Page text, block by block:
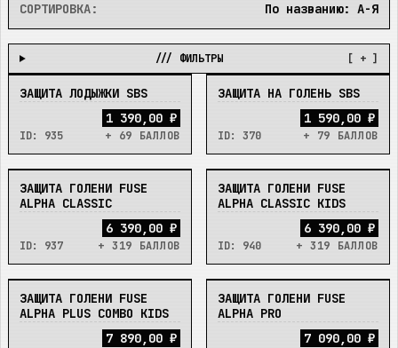
СОРТИРОВКА:
По названию: А-Я
/// ФИЛЬТРЫ [ + ]
В_НАЛИЧИИ
ЗАЩИТА ЛОДЫЖКИ SBS
ID: 935
1 390,00 ₽
+ 69 БАЛЛОВ
В_НАЛИЧИИ
ЗАЩИТА НА ГОЛЕНЬ SBS
ID: 370
1 590,00 ₽
+ 79 БАЛЛОВ
В_НАЛИЧИИ
ЗАЩИТА ГОЛЕНИ FUSE
ALPHA CLASSIC
ID: 937
6 390,00 ₽
+ 319 БАЛЛОВ
В_НАЛИЧИИ
ЗАЩИТА ГОЛЕНИ FUSE
ALPHA CLASSIC KIDS
ID: 940
6 390,00 ₽
+ 319 БАЛЛОВ
В_НАЛИЧИИ
ЗАЩИТА ГОЛЕНИ FUSE
ALPHA PLUS COMBO KIDS
7 890,00 ₽
В_НАЛИЧИИ
ЗАЩИТА ГОЛЕНИ FUSE
ALPHA PRO
7 090,00 ₽